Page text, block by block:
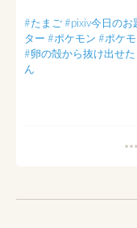
#たまご#pixiv今日のお
ター #ポケモン #ポケ
#卵の殻から抜け出せた
ん